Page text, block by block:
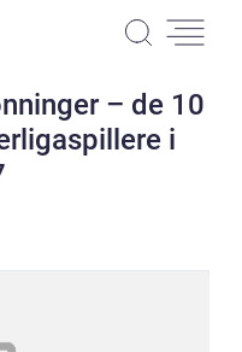
– de 10
i